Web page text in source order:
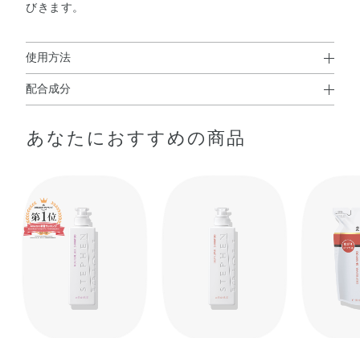
びきます。
使用方法
使用方法
リンパの流れを意識したマッサージにより、さらに効果的
に、メリハリのある輝くボディへみちびきます。
配合成分
ォーム油・水添ポリデセン・ジメチコン・セテアリルアル
ンバ樹液・シラカンバ樹皮エキス・トコフェロール・パル
ミトイルペンタペプチド－4・ムラサキシキブ果実エキ
ス・加水分解コラーゲン・EDTA－2Na・TEA・（ジメチコ
ン／ビニルジメチコン）クロスポリマー・（ビニルジメチ
コン／メチコンシルセスキオキサン）クロスポリマー・ア
ルギン酸Na・エタノール・オレイン酸フィトステリル・カ
あなたにおすすめの商品